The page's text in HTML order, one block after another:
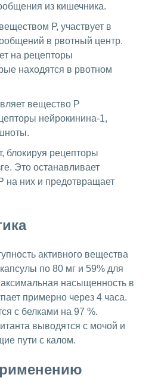
из кишечника.
Р, участвует в
в рвотный центр.
на рецепторы
находятся в рвотном
вещество Р
нейрокинина-1,
блокируя рецепторы
Это останавливает
на них и предотвращает
активного вещества
по 80 мг и 59% для
насыщенность в
примерно через 4 часа.
с белками на 97 %.
выводятся с мочой и
пути с калом.